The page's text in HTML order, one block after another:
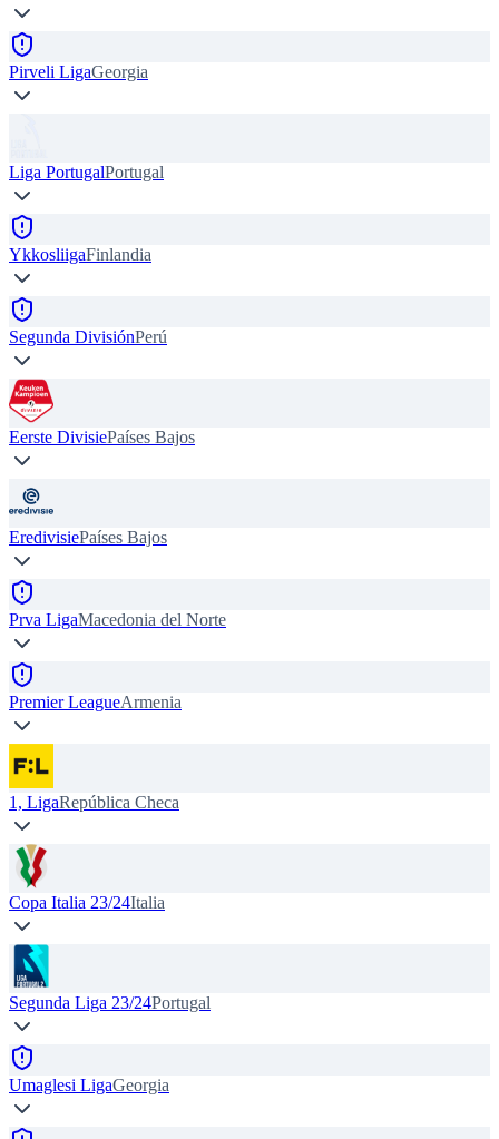
Pirveli LigaGeorgia
Liga PortugalPortugal
YkkosliigaFinlandia
Segunda DivisiónPerú
Eerste DivisiePaíses Bajos
EredivisiePaíses Bajos
Prva LigaMacedonia del Norte
Premier LeagueArmenia
1, LigaRepública Checa
Copa Italia 23/24Italia
Segunda Liga 23/24Portugal
Umaglesi LigaGeorgia